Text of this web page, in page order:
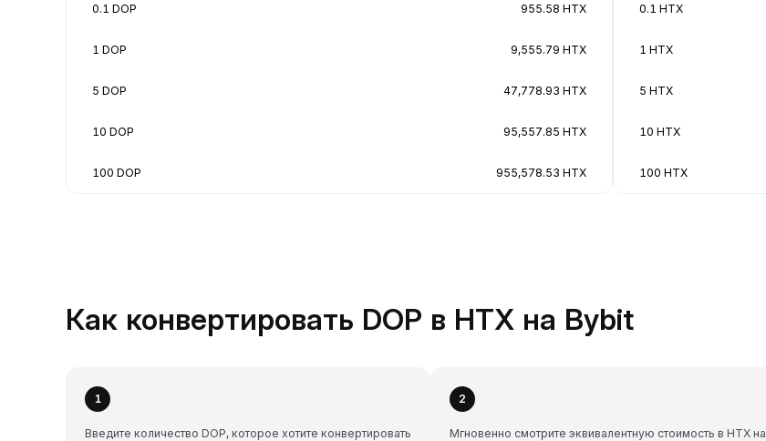
0.1 DOP 955.58 HTX
1 DOP 9,555.79 HTX
5 DOP 47,778.93 HTX
10 DOP 95,557.85 HTX
100 DOP 955,578.53 HTX
0.1 HTX
1 HTX
5 HTX
10 HTX
100 HTX
Как конвертировать DOP в HTX на Bybit
1
Введите количество DOP, которое хотите конвертировать
2
Мгновенно смотрите эквивалентную стоимость в HTX на